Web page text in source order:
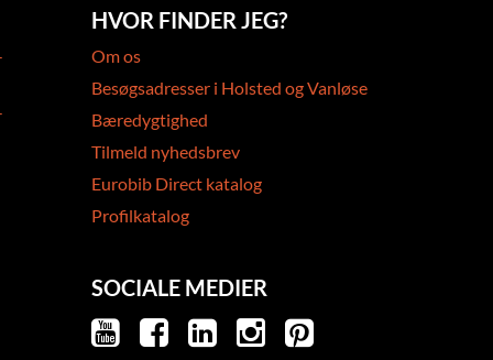
HVOR FINDER JEG?
Om os
Besøgsadresser i Holsted og Vanløse
Bæredygtighed
Tilmeld nyhedsbrev
Eurobib Direct katalog
Profilkatalog
SOCIALE MEDIER